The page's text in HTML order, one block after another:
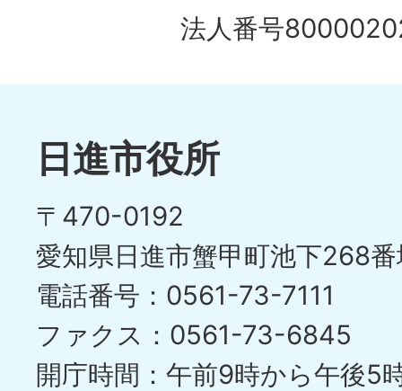
ド
の
イ
目
の
ス
ラ
イ
ド
法人番号
日進市役所
〒470-0192
愛知県日進市蟹甲町池下268
電話番号：0561-73-7111
ファクス：0561-73-6845
開庁時間：午前9時から午後5